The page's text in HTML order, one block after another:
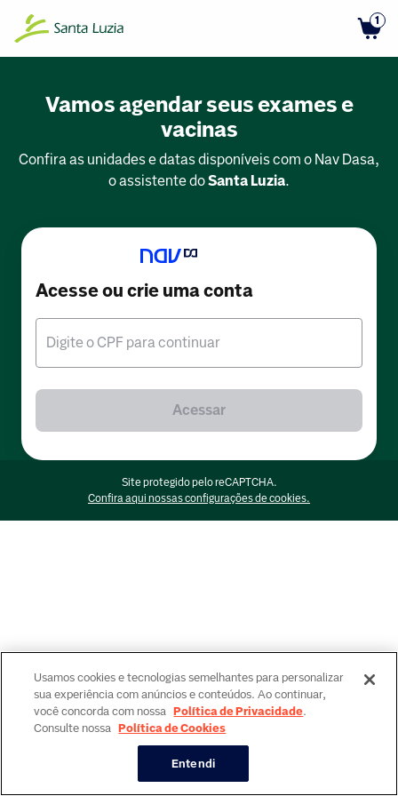
1
Vamos agendar seus exames e
vacinas
Confira as unidades e datas disponíveis com o Nav Dasa,
o assistente doSanta Luzia.
Acesse ou crie uma conta
Digite o CPF para continuar
Acessar
Site protegido pelo reCAPTCHA.
Confira aqui nossas configurações de cookies.
Usamos cookies e tecnologias semelhantes para personalizar
sua experiência com anúncios e conteúdos. Ao continuar,
você concorda com nossa Política de Privacidade.
Consulte nossa Política de Cookies
Entendi